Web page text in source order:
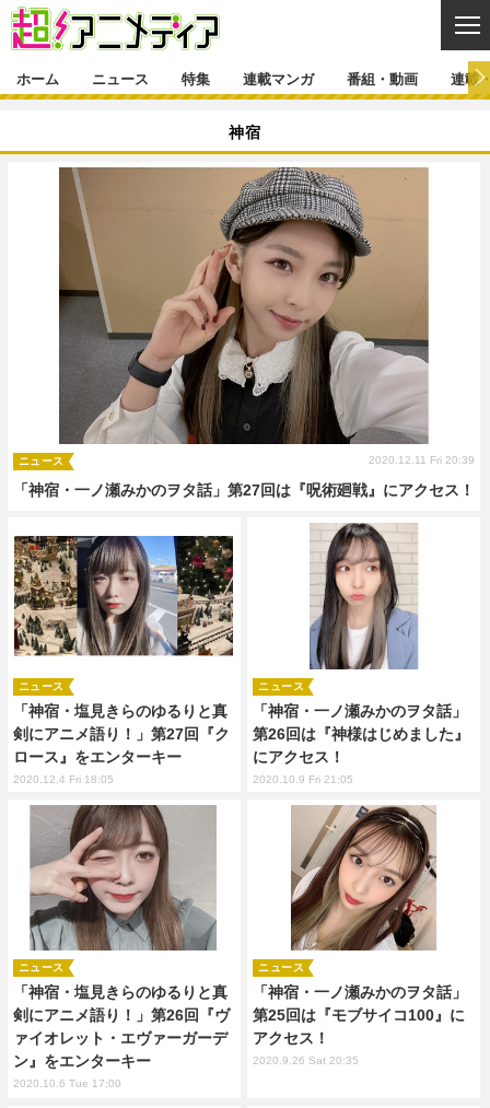
ニュース一覧 アニメ
ゲーム・アプリ マンガ
音楽
グッズ
声優 コスプレ
舞台 新帝スタ
特集一覧 カバー
インタビュー レポート
ラキりす
連載マンガ
連載マンガ一覧 連載一覧
番組・動画
番組・動画一覧
動画
連載・ブログ
連載・ブログ一覧 コラム
編集部ブログ・お知らせ
ホーム ニュース 特集 連載マンガ 番組・動画 連載
神宿
「神宿・一ノ瀬みかのヲタ話」第27回は『呪術廻戦』にアクセス！
ニュース 2020.12.11 Fri 20:39
「神宿・塩見きらのゆるりと真
剣にアニメ語り！」第27回『ク
ロース』をエンターキー
ニュース
2020.12.4 Fri 18:05
「神宿・一ノ瀬みかのヲタ話」
第26回は『神様はじめました』
にアクセス！
ニュース
2020.10.9 Fri 21:05
「神宿・塩見きらのゆるりと真
剣にアニメ語り！」第26回『ヴ
ァイオレット・エヴァーガーデ
ン』をエンターキー
ニュース
2020.10.6 Tue 17:00
「神宿・一ノ瀬みかのヲタ話」
第25回は『モブサイコ100』に
アクセス！
ニュース
2020.9.26 Sat 20:35